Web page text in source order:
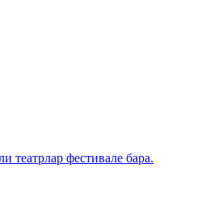
театрлар фестивале бара.